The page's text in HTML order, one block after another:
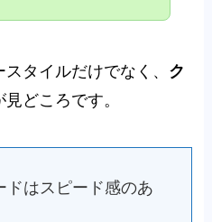
タイルだけでなく、 ク
見どころです。
ドはスピード感のあ